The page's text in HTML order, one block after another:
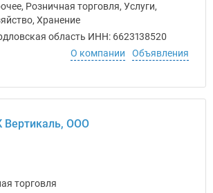
Розничная торговля, Услуги,
Хранение
область ИНН: 6623138520
О компании
Объявления
Вертикаль, ООО
торговля